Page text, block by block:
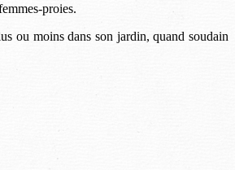
proies.
ou moins dans son jardin, quand soudain